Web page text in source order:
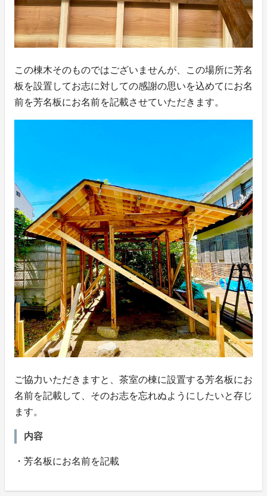
この棟木そのものではございませんが、この場所に芳名
板を設置してお志に対しての感謝の思いを込めてにお名
前を芳名板にお名前を記載させていただきます。
ご協力いただきますと、茶室の棟に設置する芳名板にお
名前を記載して、そのお志を忘れぬようにしたいと存じ
ます。
内容
・芳名板にお名前を記載